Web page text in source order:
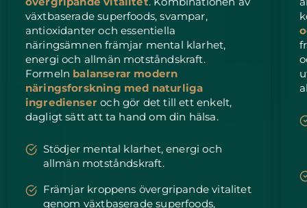
växtbaserade superfoods, svampar,
antioxidanter och essentiella
näringsämnen främjar mental klarhet,
energi och allmän motståndskraft.
Formeln balanserar modern
näringsforskning med naturliga
ingredienseroch gör det till ett enkelt,
dagligt sätt att ta hand om din hälsa.
Stödjer mental klarhet, energi och
allmän motståndskraft.
Främjar kroppens övergripande vitalitet
genom växtbaserade superfoods,
Slovakien Förväntad leverans
Slovenien Förväntad leverans
Sydafrika Förväntad leverans
Sydkorea
Spanien Förväntad leverans
Sverige Förväntad leverans